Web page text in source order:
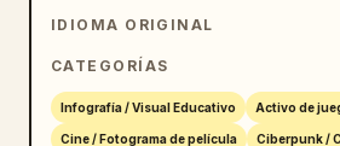
重要人物 (Persona importante)
perfil básico inferior
como 基本情報 (Información
nombre, edad, altura, fecha
IDIOMA ORIGINAL
CATEGORÍAS
Infografía / Visual Educativo Activo de
Cine / Fotograma de película Ciberpunk /